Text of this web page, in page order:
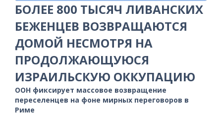
БОЛЕЕ 800 ТЫСЯЧ ЛИВАНСКИХ
БЕЖЕНЦЕВ ВОЗВРАЩАЮТСЯ
ДОМОЙ НЕСМОТРЯ НА
ПРОДОЛЖАЮЩУЮСЯ
ИЗРАИЛЬСКУЮ ОККУПАЦИЮ
ООН фиксирует массовое возвращение
переселенцев на фоне мирных переговоров в
Риме